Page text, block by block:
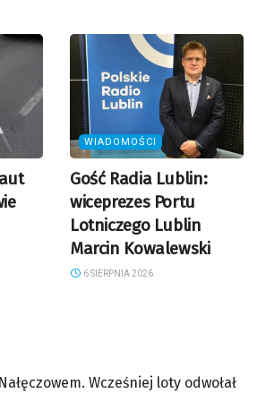
WIADOMOŚCI
Gość Radia Lublin:
wiceprezes Portu
Lotniczego Lublin
Marcin Kowalewski
6 SIERPNIA 2026
Wcześniej loty odwołał